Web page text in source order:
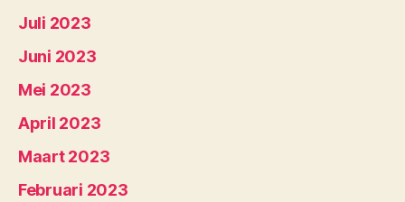
Juli 2023
Juni 2023
Mei 2023
April 2023
Maart 2023
Februari 2023